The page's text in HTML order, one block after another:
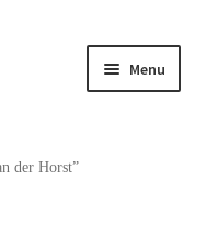
Menu
der Horst”